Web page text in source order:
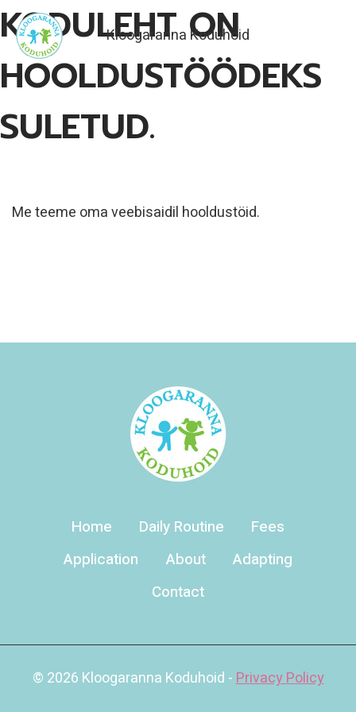
Skip
to
content
Kloogaranna Koduhoid
KODULEHT ON
HOOLDUSTÖÖDEKS
SULETUD.
Me teeme oma veebisaidil hooldustöid.
Home Daily Routine
Fees
Application
About
Adapting
Contact
© 2026 Kloogaranna Koduhoid -Privacy Policy